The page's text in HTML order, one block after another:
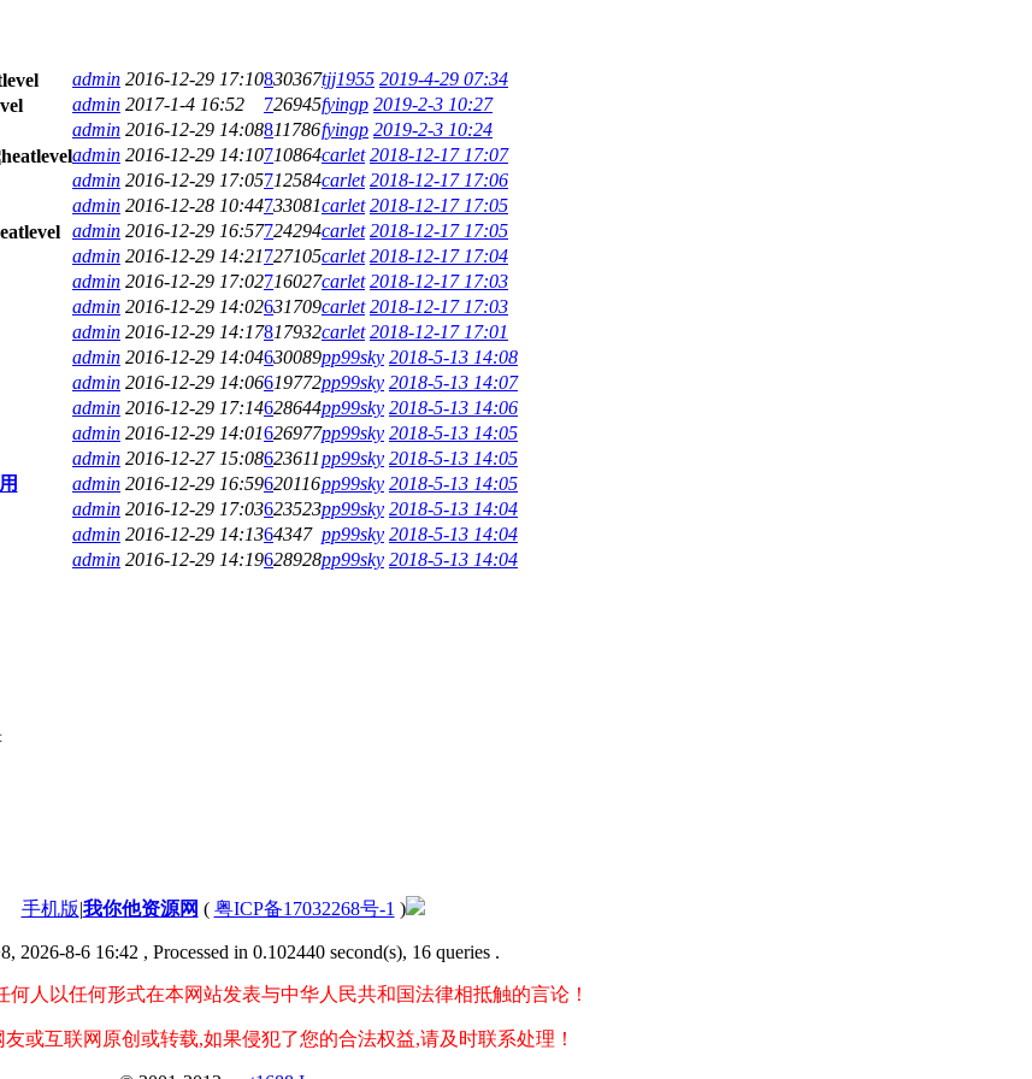
admin 2016-12-29 17:10830367tjj1955 2019-4-29 07:34
admin 2017-1-4 16:52 726945fyingp 2019-2-3 10:27
admin 2016-12-29 14:08811786fyingp 2019-2-3 10:24
admin 2016-12-29 14:10710864carlet 2018-12-17 17:07
admin 2016-12-29 17:05712584carlet 2018-12-17 17:06
admin 2016-12-28 10:44733081carlet 2018-12-17 17:05
admin 2016-12-29 16:57724294carlet 2018-12-17 17:05
admin 2016-12-29 14:21727105carlet 2018-12-17 17:04
admin 2016-12-29 17:02716027carlet 2018-12-17 17:03
admin 2016-12-29 14:02631709carlet 2018-12-17 17:03
admin 2016-12-29 14:17817932carlet 2018-12-17 17:01
admin 2016-12-29 14:04630089pp99sky 2018-5-13 14:08
admin 2016-12-29 14:06619772pp99sky 2018-5-13 14:07
admin 2016-12-29 17:14628644pp99sky 2018-5-13 14:06
admin 2016-12-29 14:01626977pp99sky 2018-5-13 14:05
admin 2016-12-27 15:08623611pp99sky 2018-5-13 14:05
admin 2016-12-29 16:59620116pp99sky 2018-5-13 14:05
admin 2016-12-29 17:03623523pp99sky 2018-5-13 14:04
admin 2016-12-29 14:1364347 pp99sky 2018-5-13 14:04
admin 2016-12-29 14:19628928pp99sky 2018-5-13 14:04
手机版|我你他资源网 ( 粤ICP备17032268号-1 )
2026-8-6 16:42 , Processed in 0.102440 second(s), 16 queries .
何人以任何形式在本网站发表与中华人民共和国法律相抵触的言论！
或互联网原创或转载,如果侵犯了您的合法权益,请及时联系处理！